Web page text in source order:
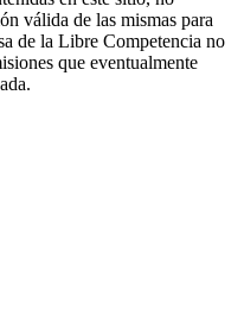
válida de las mismas para
de la Libre Competencia no
que eventualmente